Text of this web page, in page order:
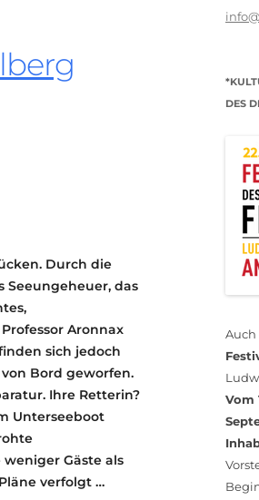
Durch die
Seeungeheuer, das
Aronnax
sich jedoch
Bord geworfen.
Ihre Retterin?
Unterseeboot
Gäste als
verfolgt …
DES
Auch
Vom